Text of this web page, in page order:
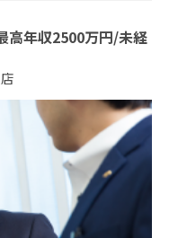
高年収2500万円/未経